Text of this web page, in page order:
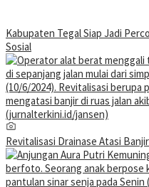
Kabupaten Tegal Siap Jadi
Sosial
Revitalisasi Drainase Atasi